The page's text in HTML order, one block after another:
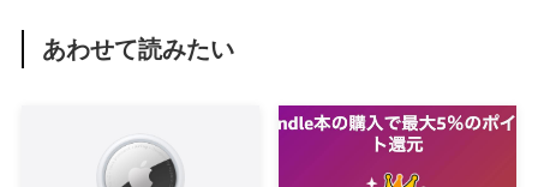
あわせて読みたい